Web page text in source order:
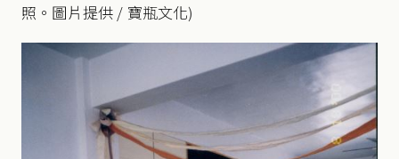
照。圖片提供 / 寶瓶文化)